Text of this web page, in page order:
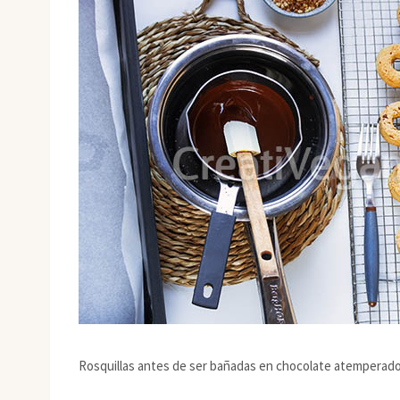
Rosquillas antes de ser bañadas en chocolate